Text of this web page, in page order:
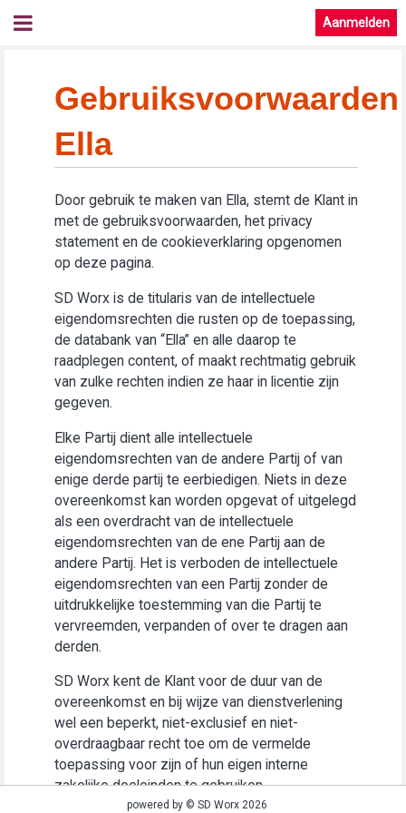
Aanmelden
Gebruiksvoorwaarden
Ella
Door gebruik te maken van Ella, stemt de Klant in
met de gebruiksvoorwaarden, het privacy
statement en de cookieverklaring opgenomen
op deze pagina.
SD Worx is de titularis van de intellectuele
eigendomsrechten die rusten op de toepassing,
de databank van “Ella” en alle daarop te
raadplegen content, of maakt rechtmatig gebruik
van zulke rechten indien ze haar in licentie zijn
gegeven.
Elke Partij dient alle intellectuele
eigendomsrechten van de andere Partij of van
enige derde partij te eerbiedigen. Niets in deze
overeenkomst kan worden opgevat of uitgelegd
als een overdracht van de intellectuele
eigendomsrechten van de ene Partij aan de
andere Partij. Het is verboden de intellectuele
eigendomsrechten van een Partij zonder de
uitdrukkelijke toestemming van die Partij te
vervreemden, verpanden of over te dragen aan
derden.
SD Worx kent de Klant voor de duur van de
overeenkomst en bij wijze van dienstverlening
wel een beperkt, niet-exclusief en niet-
overdraagbaar recht toe om de vermelde
toepassing voor zijn of hun eigen interne
zakelijke doeleinden te gebruiken
(“Gebruiksrecht”).powered by © SD Worx 2026